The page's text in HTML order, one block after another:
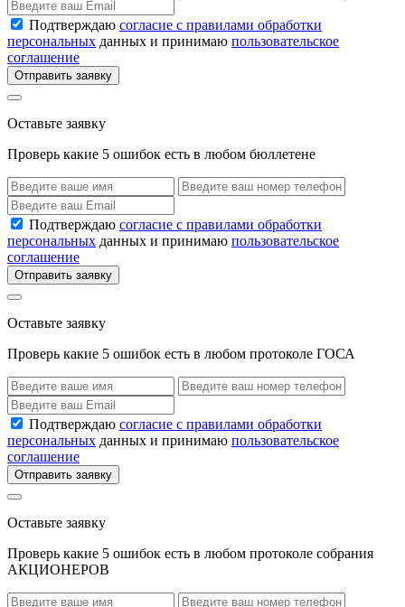
Подтверждаю согласие с правилами обработки
персональных данных и принимаю пользовательское
соглашение
Отправить заявку
Оставьте заявку
Проверь какие 5 ошибок есть в любом бюллетене
Подтверждаю согласие с правилами обработки
персональных данных и принимаю пользовательское
соглашение
Отправить заявку
Оставьте заявку
Проверь какие 5 ошибок есть в любом протоколе ГОСА
Подтверждаю согласие с правилами обработки
персональных данных и принимаю пользовательское
соглашение
Отправить заявку
Оставьте заявку
Проверь какие 5 ошибок есть в любом протоколе собрания
АКЦИОНЕРОВ